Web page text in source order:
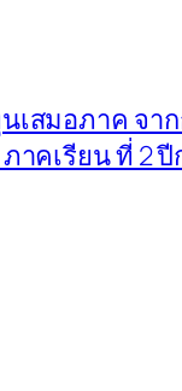
เสมอภาค จา
าคเรียน ที่ 2